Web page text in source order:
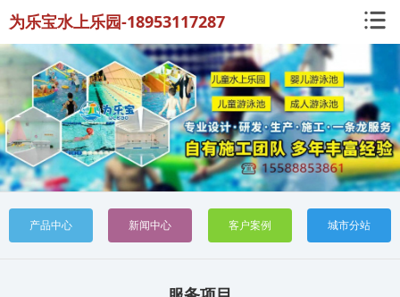
为乐宝水上乐园-18953117287
产品中心 新闻中心 客户案例 城市分站